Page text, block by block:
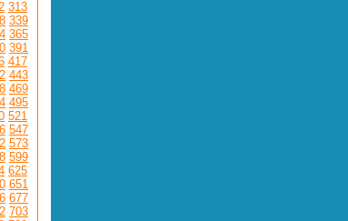
313
339
365
391
417
443
469
495
521
547
573
599
625
651
677
703